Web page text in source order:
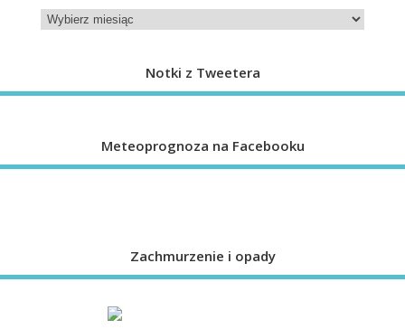
Notki z Tweetera
Meteoprognoza na Facebooku
Zachmurzenie i opady